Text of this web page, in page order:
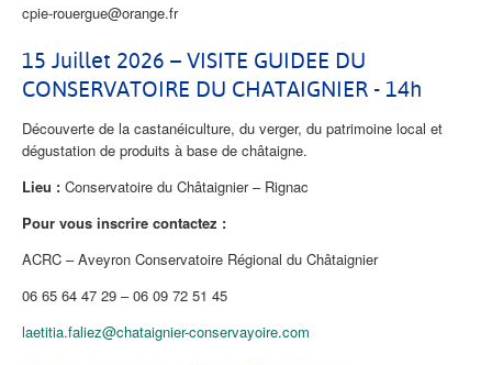
cpie-rouergue@orange.fr
15 Juillet 2026 – VISITE GUIDEE DU
CONSERVATOIRE DU CHATAIGNIER - 14h
Découverte de la castanéiculture, du verger, du patrimoine local et
dégustation de produits à base de châtaigne.
Lieu : Conservatoire du Châtaignier – Rignac
Pour vous inscrire contactez :
ACRC – Aveyron Conservatoire Régional du Châtaignier
06 65 64 47 29 – 06 09 72 51 45
laetitia.faliez@chataignier-conservayoire.com